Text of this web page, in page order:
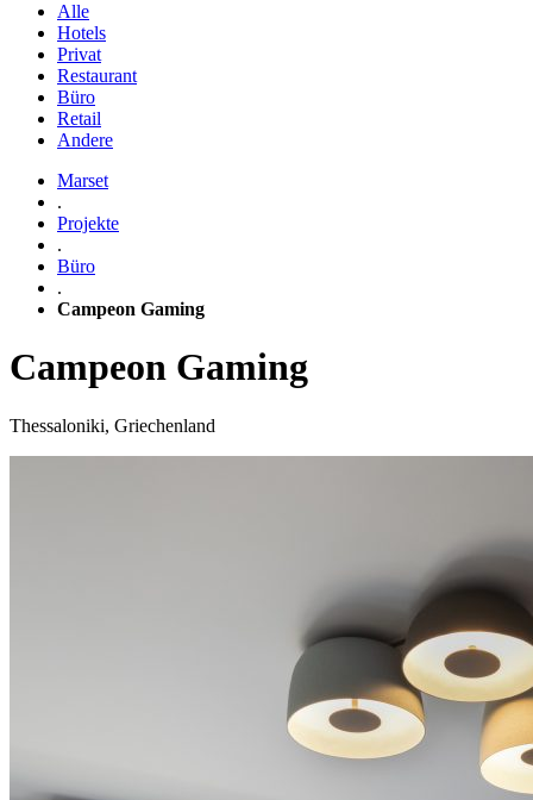
Alle
Hotels
Privat
Restaurant
Büro
Retail
Andere
Marset
.
Projekte
.
Büro
.
Campeon Gaming
Campeon Gaming
Thessaloniki, Griechenland